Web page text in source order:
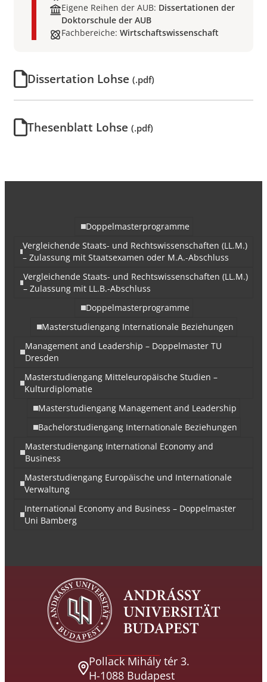
Eigene Reihen der AUB: Dissertationen der
Doktorschule der AUB
Fachbereiche: Wirtschaftswissenschaft
Dissertation Lohse (.pdf)
Thesenblatt Lohse (.pdf)
Doppelmasterprogramme
Vergleichende Staats- und Rechtswissenschaften (LL.M.)
– Zulassung mit Staatsexamen oder M.A.-Abschluss
Vergleichende Staats- und Rechtswissenschaften (LL.M.)
– Zulassung mit LL.B.-Abschluss
Doppelmasterprogramme
Masterstudiengang Internationale Beziehungen
Management and Leadership – Doppelmaster TU
Dresden
Masterstudiengang Mitteleuropäische Studien –
Kulturdiplomatie
Masterstudiengang Management and Leadership
Bachelorstudiengang Internationale Beziehungen
Masterstudiengang International Economy and
Business
Masterstudiengang Europäische und Internationale
Verwaltung
International Economy and Business – Doppelmaster
Uni Bamberg
Pollack Mihály tér 3.
H-1088 Budapest